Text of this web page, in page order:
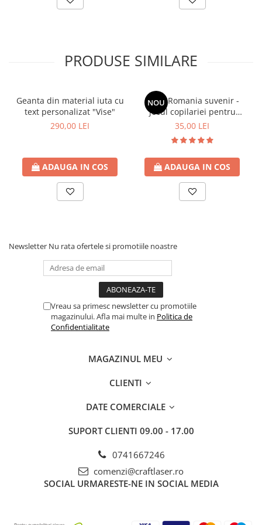
PRODUSE SIMILARE
Geanta din material iuta cu
text personalizat "Vise"
290,00 LEI
ADAUGA IN COS
NOU
X si 0 Romania suvenir -
jocul copilariei pentru
calatorii (Tic Tac Toe)
35,00 LEI
ADAUGA IN COS
Newsletter Nu rata ofertele si promotiile noastre
Vreau sa primesc newsletter cu promotiile
magazinului. Afla mai multe in Politica de
Confidentialitate
MAGAZINUL MEU
CLIENTI
DATE COMERCIALE
SUPORT CLIENTI 09.00 - 17.00
0741667246
comenzi@craftlaser.ro
SOCIAL URMARESTE-NE IN SOCIAL MEDIA